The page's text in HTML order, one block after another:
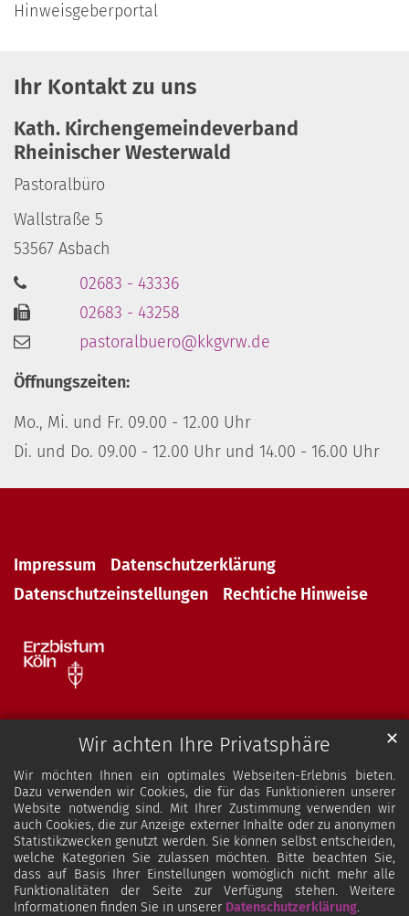
Wir achten Ihre Privatsphäre
Wir möchten Ihnen ein optimales Webseiten-Erlebnis bieten.
Dazu verwenden wir Cookies, die für das Funktionieren unserer
Website notwendig sind. Mit Ihrer Zustimmung verwenden wir
auch Cookies, die zur Anzeige externer Inhalte oder zu anonymen
Statistikzwecken genutzt werden. Sie können selbst entscheiden,
welche Kategorien Sie zulassen möchten. Bitte beachten Sie,
dass auf Basis Ihrer Einstellungen womöglich nicht mehr alle
Funktionalitäten der Seite zur Verfügung stehen. Weitere
Informationen finden Sie in unserer Datenschutzerklärung.
✕
Hinweisgeberportal
Ihr Kontakt zu uns
Kath. Kirchengemeindeverband
Rheinischer Westerwald
Pastoralbüro
Wallstraße 5
53567 Asbach
02683 - 43336
02683 - 43258
pastoralbuero@kkgvrw.de
Öffnungszeiten:
Mo., Mi. und Fr. 09.00 - 12.00 Uhr
Di. und Do. 09.00 - 12.00 Uhr und 14.00 - 16.00 Uhr
Impressum
Datenschutzerklärung
Datenschutzeinstellungen
Rechtiche Hinweise